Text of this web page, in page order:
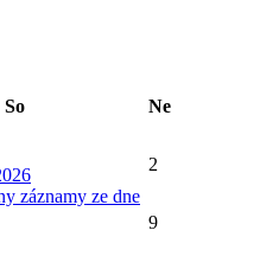
So Ne
záznamy ze dne
2
9